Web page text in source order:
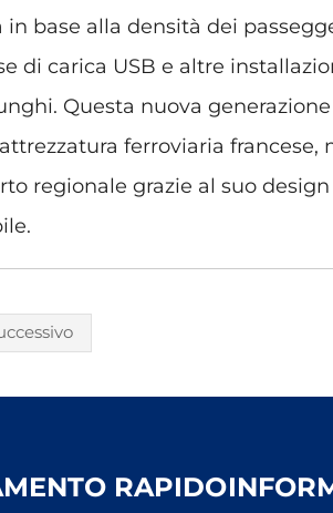
base alla densità dei
di carica USB e altre
Questa nuova
ferroviaria francese,
regionale grazie al suo design
RAPIDO